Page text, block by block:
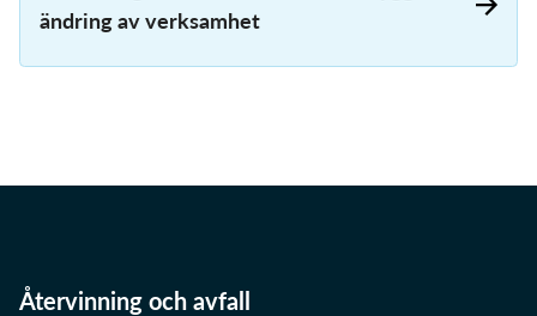
ändring av verksamhet
Återvinning och avfall